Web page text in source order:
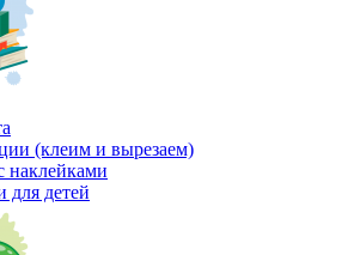
(клеим и вырезаем)
для детей